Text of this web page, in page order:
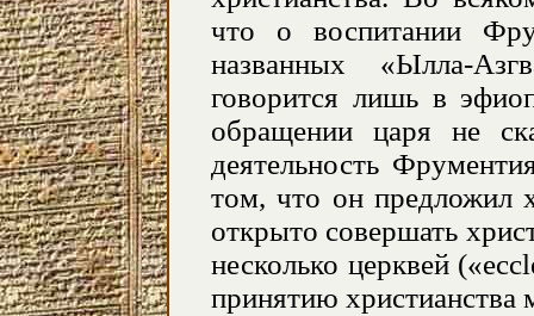
что о воспитании
названных «Ылла-
говорится лишь в
обращении царя не
деятельность
том, что он предложил
открыто совершать
несколько церквей
принятию христианства